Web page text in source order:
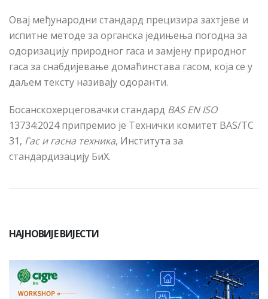
Овај међународни стандард прецизира захтјеве и
испитне методе за органска једињења погодна за
одоризацију природног гаса и замјену природног
гаса за снабдијевање домаћинстава гасом, која се у
даљем тексту називају одоранти.
Босанскохерцеговачки стандард BAS EN ISO
13734:2024 припремио је Технички комитет BAS/TC
31, Гас и гасна техника, Института за
стандардизацију БиХ.
НАЈНОВИЈЕ ВИЈЕСТИ